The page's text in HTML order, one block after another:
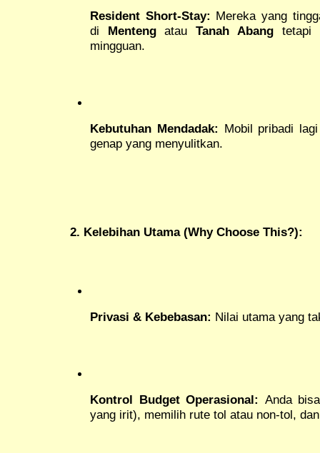
Resident Short-Stay: Mereka yang
di MentengatauTanah Abangtetapi
mingguan.
Kebutuhan Mendadak: Mobil pribadi
genap yang menyulitkan.
2. Kelebihan Utama (Why Choose This?):
Privasi & Kebebasan: Nilai utama yang
Kontrol Budget Operasional: Anda
yang irit), memilih rute tol atau non-tol,